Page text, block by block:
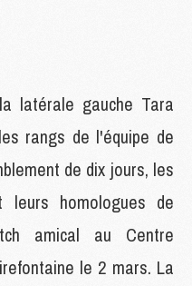
latérale gauche Tara
rangs de l'équipe de
de dix jours, les
leurs homologues de
amical au Centre
le 2 mars. La